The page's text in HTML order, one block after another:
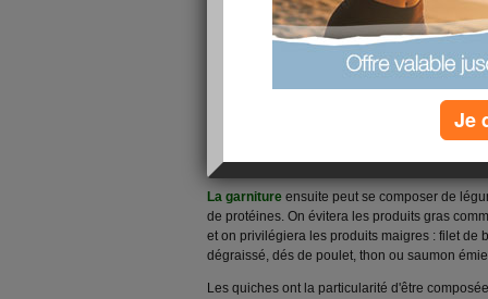
Le premier élément de base qui constitue une
une portion de féculents et de matières
riche en matières grasses que la pâte brisée.
commerce, privilégiez celles qui utilisentdu
végétales qu’elles contiennent sont
La garniture ensuite peut se composer de
de protéines. On évitera les produits gras
et on privilégiera les produits maigres : filet de
dégraissé, dés de poulet, thon ou saumon
Les quiches ont la particularité d'être
Je